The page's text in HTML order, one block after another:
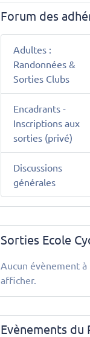
Forum des
Adultes :
Randonnées &
Sorties Clubs
Encadrants -
Inscriptions aux
sorties (privé)
Discussions
générales
Sorties Ecole
Aucun évènement à
afficher.
Evènements du